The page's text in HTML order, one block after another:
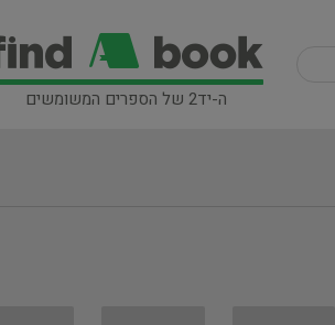
ה-יד2 של הספרים המשומשים